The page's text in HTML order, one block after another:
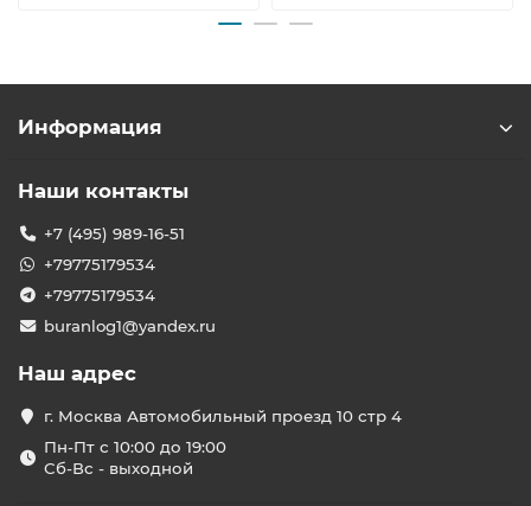
Информация
Наши контакты
+7 (495) 989-16-51
+79775179534
+79775179534
buranlog1@yandex.ru
Наш адрес
г. Москва Автомобильный проезд 10 стр 4
Пн-Пт с 10:00 до 19:00
Сб-Вс - выходной